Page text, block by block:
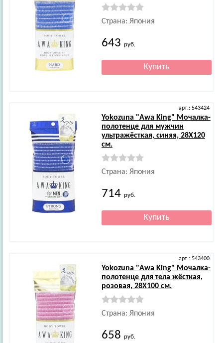
Страна: Япония
643 руб.
арт.: 543424
Yokozuna "Awa King" Мочалка-
полотенце для мужчин
ультражёсткая, синяя, 28Х120
см.
Страна: Япония
714 руб.
арт.: 543400
Yokozuna "Awa King" Мочалка-
полотенце для тела жёсткая,
розовая, 28Х100 см.
Страна: Япония
658 руб.